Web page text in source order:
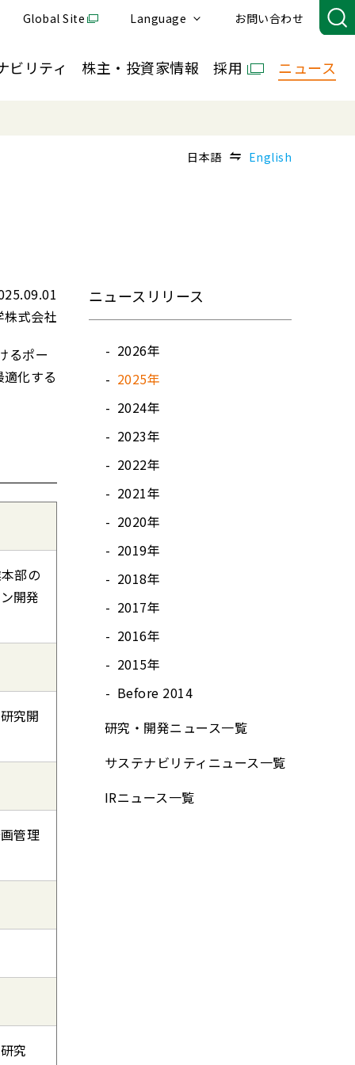
Global Site Language お問い合わせ
ビリティ 株主・投資家情報 採用 ニュース
日本語 English
株式会社
るポー
化する
部の
開発
究開
管理
究
ニュースリリース
2026年
2025年
2024年
2023年
2022年
2021年
2020年
2019年
2018年
2017年
2016年
2015年
Before 2014
研究・開発ニュース⼀覧
サステナビリティニュース⼀覧
IRニュース⼀覧